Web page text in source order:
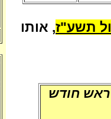
תשע"ז, אותו
חודש